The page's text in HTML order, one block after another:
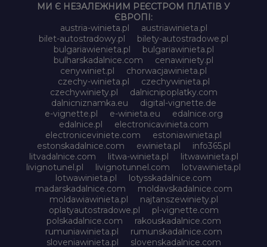
МИ Є НЕЗАЛЕЖНИМ РЕЄСТРОМ ПЛАТІВ У
ЄВРОПІ:
austria-winieta.pl
austriawinieta.pl
bilet-autostradowy.pl
bilety-autostradowe.pl
bulgariawienieta.pl
bulgariawinieta.pl
bulharskadalnice.com
cenawiniety.pl
cenywiniet.pl
chorwacjawinieta.pl
czechy-winieta.pl
czechywinieta.pl
czechywiniety.pl
dalnicnipoplatky.com
dalnicniznamka.eu
digital-vignette.de
e-vignette.pl
e-winieta.eu
edalnice.org
edalnice.pl
electronicavinieta.com
electroniceviniete.com
estoniawinieta.pl
estonskadalnice.com
ewinieta.pl
info365.pl
litvadalnice.com
litwa-winieta.pl
litwawinieta.pl
livignotunel.pl
livignotunnel.com
lotvawinieta.pl
lotwawinieta.pl
lotysskadalnice.com
madarskadalnice.com
moldavskadalnice.com
moldawiawinieta.pl
najtanszewiniety.pl
oplatyautostradowe.pl
pl-vignette.com
polskadalnice.com
rakouskadalnice.com
rumuniawinieta.pl
rumunskadalnice.com
sloveniawinieta.pl
slovenskadalnice.com